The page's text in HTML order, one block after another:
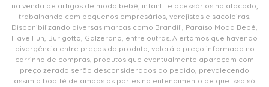
na venda de artigos de moda bebê, infantil e acessórios no atacado,
trabalhando com pequenos empresários, varejistas e sacoleiras.
Disponibilizando diversas marcas como Brandili, Paraíso Moda Bebê,
Have Fun, Burigotto, Galzerano, entre outras. Alertamos que havendo
divergência entre preços do produto, valerá o preço informado no
carrinho de compras, produtos que eventualmente apareçam com
preço zerado serão desconsiderados do pedido, prevalecendo
assim a boa fé de ambas as partes no entendimento de que isso só